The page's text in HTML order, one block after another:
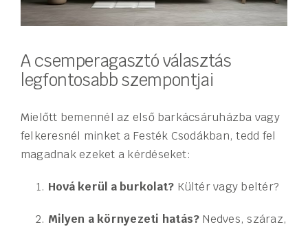
A csemperagasztó választás
legfontosabb szempontjai
Mielőtt bemennél az első barkácsáruházba vagy
felkeresnél minket a Festék Csodákban, tedd fel
magadnak ezeket a kérdéseket:
Hová kerül a burkolat? Kültér vagy beltér?
Milyen a környezeti hatás? Nedves, száraz,